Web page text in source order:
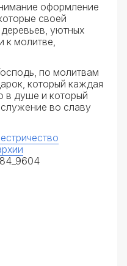
оформление
своей
уютных
к молитве,
по молитвам
который каждая
в душе и который
во славу